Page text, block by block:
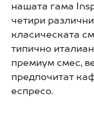
нашата гама
четири
класическата
типично
премиум смес,
предпочитат
еспресо.